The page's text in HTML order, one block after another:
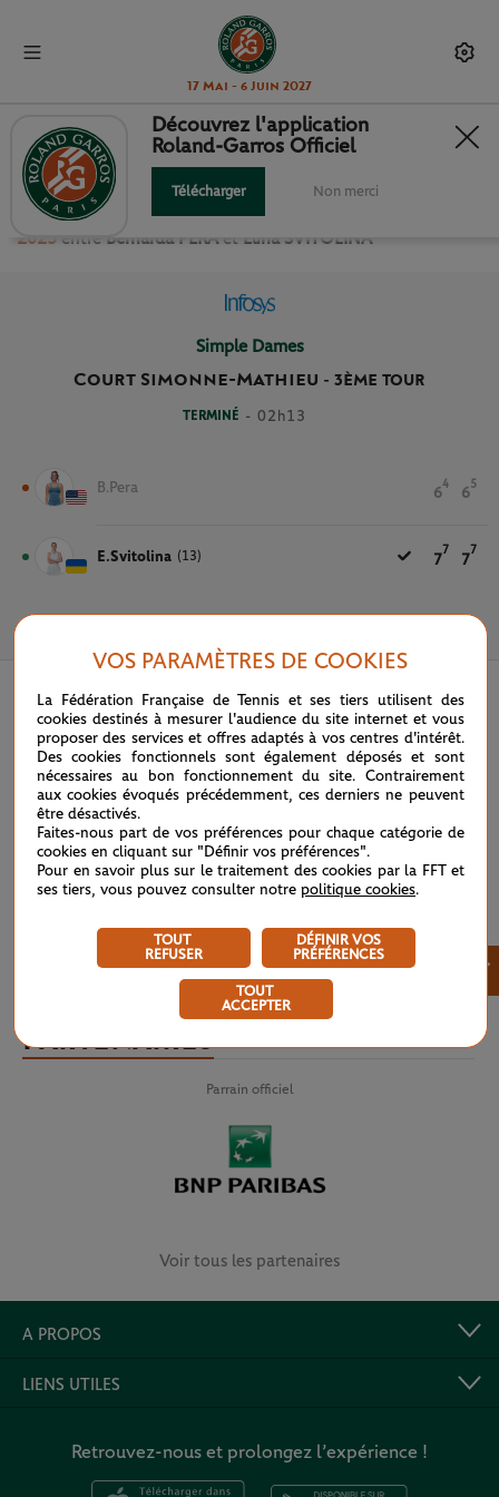
17 Mai - 6 Juin 2027
3ÈME TOUR SIMPLE DAMES
Revivez le match du 3ème Tour Simple Dames Roland Garros
2025 entre Bernarda PERA et Elina SVITOLINA
Simple Dames
Court Simonne-Mathieu - 3ÈME TOUR
TERMINÉ - 02h13
B.Pera 6
4
6
5
E.Svitolina (13) 7
7
7
7
Découvrez l'application
Roland-Garros Officiel
Télécharger Non merci
PARTENAIRES
Parrain officiel
Voir tous les partenaires
A PROPOS
LIENS UTILES
Retrouvez-nous et prolongez l’expérience !
VOS PARAMÈTRES DE COOKIES
La Fédération Française de Tennis et ses tiers utilisent des
cookies destinés à mesurer l'audience du site internet et vous
proposer des services et offres adaptés à vos centres d'intérêt.
Des cookies fonctionnels sont également déposés et sont
nécessaires au bon fonctionnement du site. Contrairement
aux cookies évoqués précédemment, ces derniers ne peuvent
être désactivés.
Faites-nous part de vos préférences pour chaque catégorie de
cookies en cliquant sur "Définir vos préférences".
Pour en savoir plus sur le traitement des cookies par la FFT et
ses tiers, vous pouvez consulter notre politique cookies.
TOUT
REFUSER
DÉFINIR VOS
PRÉFÉRENCES
TOUT
ACCEPTER